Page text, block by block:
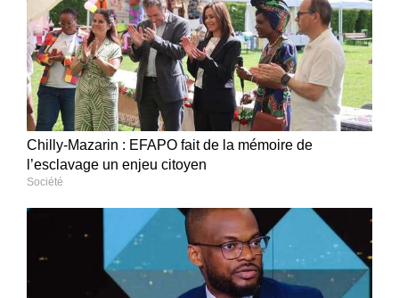
Chilly-Mazarin : EFAPO fait de la mémoire de
l’esclavage un enjeu citoyen
Société